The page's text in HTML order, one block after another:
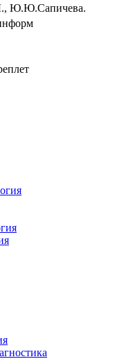
Ю.Ю.Сапичева.